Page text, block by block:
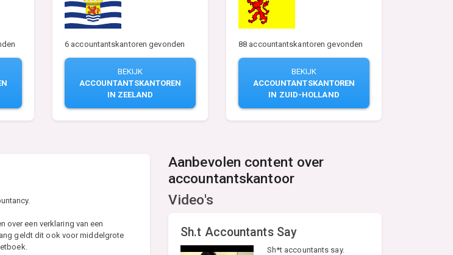
6 accountantskantoren gevonden
BEKIJK
ACCOUNTANTSKANTOREN
IN ZEELAND
88 accountantskantoren gevonden
BEKIJK
ACCOUNTANTSKANTOREN
IN ZUID-HOLLAND
over een verklaring van een
geldt dit ook voor middelgrote
Aanbevolen content over
accountantskantoor
Video's
Sh.t Accountants Say
Sh*t accountants say.